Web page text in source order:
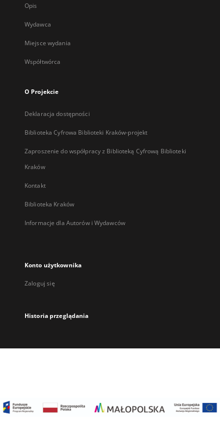
Opis
Wydawca
Miejsce wydania
Współtwórca
O Projekcie
Deklaracja dostępności
Biblioteka Cyfrowa Biblioteki Kraków-projekt
Zaproszenie do współpracy z Biblioteką Cyfrową Biblioteki
Kraków
Kontakt
Biblioteka Kraków
Informacje dla Autorów i Wydawców
Konto użytkownika
Zaloguj się
Historia przeglądania